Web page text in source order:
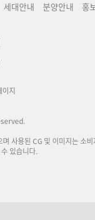
세대안내 분양안내 홍
지
사용된 CG 및 이미지는 소비
있습니다.